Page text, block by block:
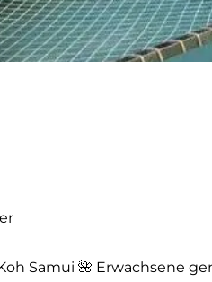
Samui 🌺 Erwachsene